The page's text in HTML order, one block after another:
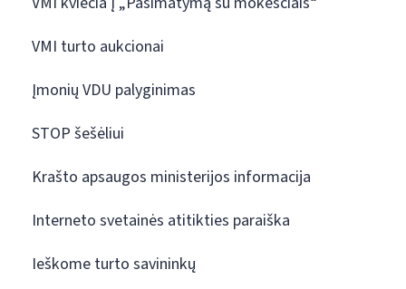
VMI turto aukcionai
Įmonių VDU palyginimas
STOP šešėliui
Krašto apsaugos ministerijos informacija
Interneto svetainės atitikties paraiška
Ieškome turto savininkų